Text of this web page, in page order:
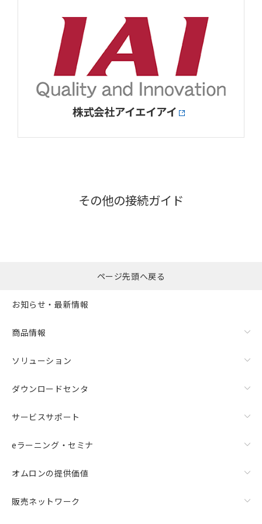
株式会社アイエイアイ
その他の接続ガイド
ページ先頭へ戻る
お知らせ・最新情報
商品情報
ソリューション
ダウンロードセンタ
サービスサポート
eラーニング・セミナ
オムロンの提供価値
販売ネットワーク